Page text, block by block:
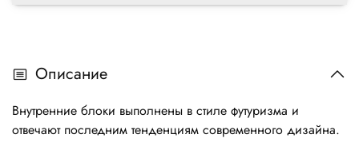
Описание
Внутренние блоки выполнены в стиле футуризма и
отвечают последним тенденциям современного дизайна.